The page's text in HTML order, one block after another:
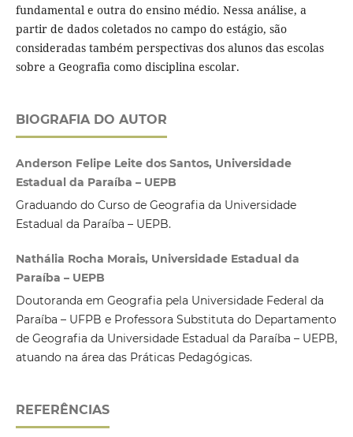
fundamental e outra do ensino médio. Nessa análise, a
partir de dados coletados no campo do estágio, são
consideradas também perspectivas dos alunos das escolas
sobre a Geografia como disciplina escolar.
BIOGRAFIA DO AUTOR
Anderson Felipe Leite dos Santos, Universidade
Estadual da Paraíba – UEPB
Graduando do Curso de Geografia da Universidade
Estadual da Paraíba – UEPB.
Nathália Rocha Morais, Universidade Estadual da
Paraíba – UEPB
Doutoranda em Geografia pela Universidade Federal da
Paraíba – UFPB e Professora Substituta do Departamento
de Geografia da Universidade Estadual da Paraíba – UEPB,
atuando na área das Práticas Pedagógicas.
REFERÊNCIAS